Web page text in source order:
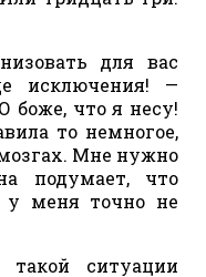
для вас
исключения! —
боже, что я несу!
то немногое,
Мне нужно
подумает, что
у меня точно не
ситуации